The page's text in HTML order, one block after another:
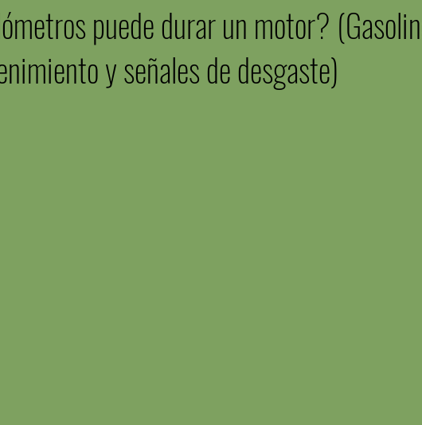
puede durar un motor?
y señales de desgaste)